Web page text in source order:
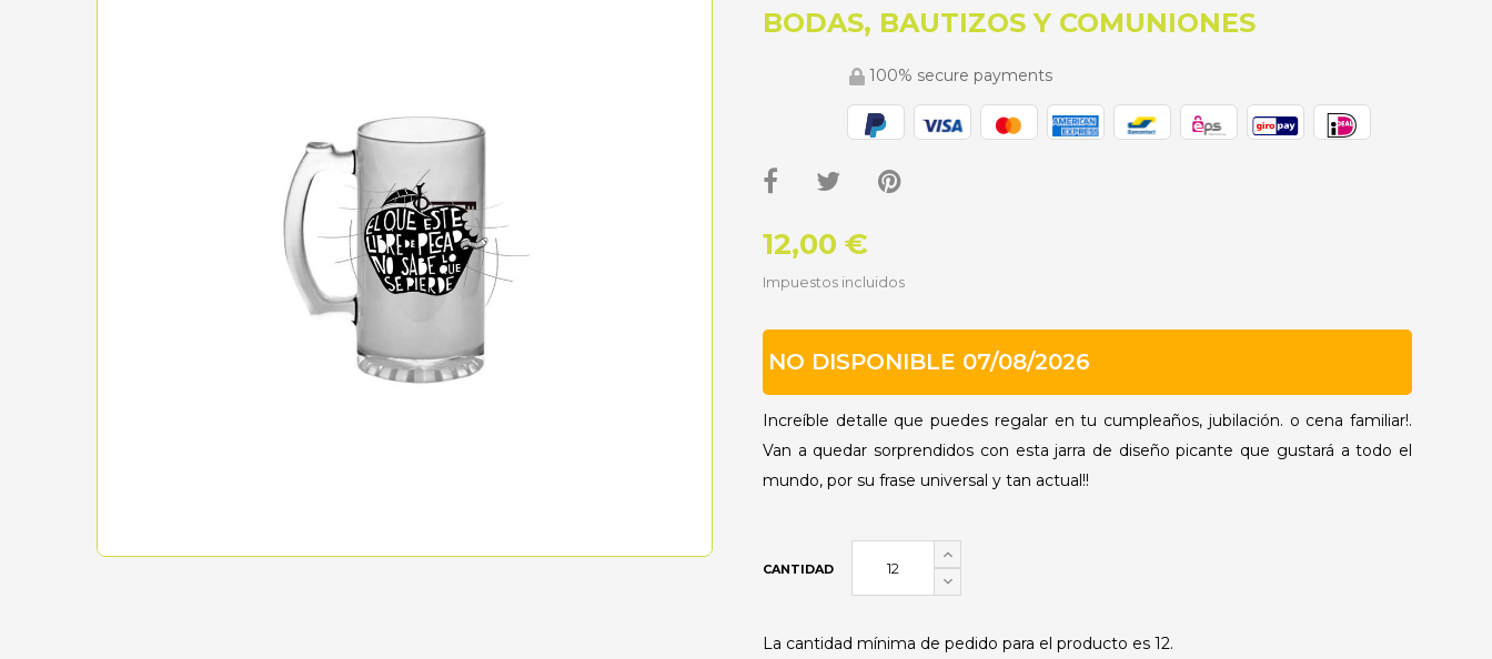
BODAS, BAUTIZOS Y COMUNIONES
100% secure payments
12,00 €
Impuestos incluidos
NO DISPONIBLE 07/08/2026
Increíble detalle que puedes regalar en tu cumpleaños, jubilación. o cena familiar!.
Van a quedar sorprendidos con esta jarra de diseño picante que gustará a todo el
mundo, por su frase universal y tan actual!!
CANTIDAD
La cantidad mínima de pedido para el producto es 12.